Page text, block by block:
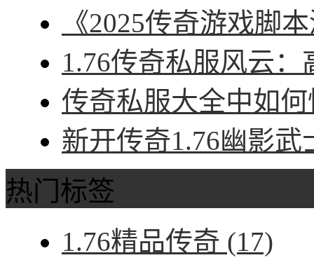
《2025传奇游戏脚
1.76传奇私服风云
传奇私服大全中如
新开传奇1.76幽影
热门标签
1.76精品传奇 (17)